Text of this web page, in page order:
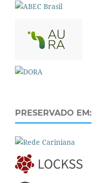
PRESERVADO EM: